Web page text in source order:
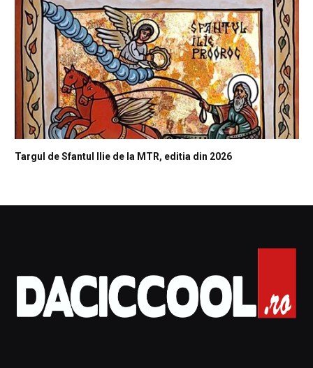
Targul de Sfantul Ilie de la MTR, editia din 2026